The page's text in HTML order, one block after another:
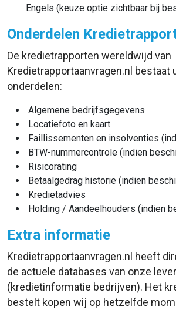
Engels (keuze optie zichtbaar bij
Onderdelen
De kredietrapporten wereldwijd van
Kredietrapportaanvragen.nl bestaat
onderdelen:
Algemene bedrijfsgegevens
Locatiefoto en kaart
Faillissementen en insolventies
BTW-nummercontrole (indien
Risicorating
Betaalgedrag historie (indien
Kredietadvies
Holding / Aandeelhouders (indien
Extra informatie
Kredietrapportaanvragen.nl heeft
de actuele databases van onze
(kredietinformatie bedrijven). Het
bestelt kopen wij op hetzelfde